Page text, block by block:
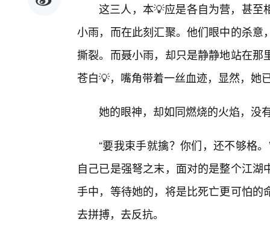
这三人，本💡应是各自为营，甚
小雨，而在此刻汇聚。他们眼中的杀
撕裂。而聂小雨，却只是静静地站在
苍白💡，嘴角带着一丝血迹，显然，她
她的眼神，却如同燃烧的火焰，没
“要我束手就擒？你们，还不够格
自己已是强弩之末，面对的是整个江
手中，等待她的，将是比死亡更可怕
去拼搏，去反抗。